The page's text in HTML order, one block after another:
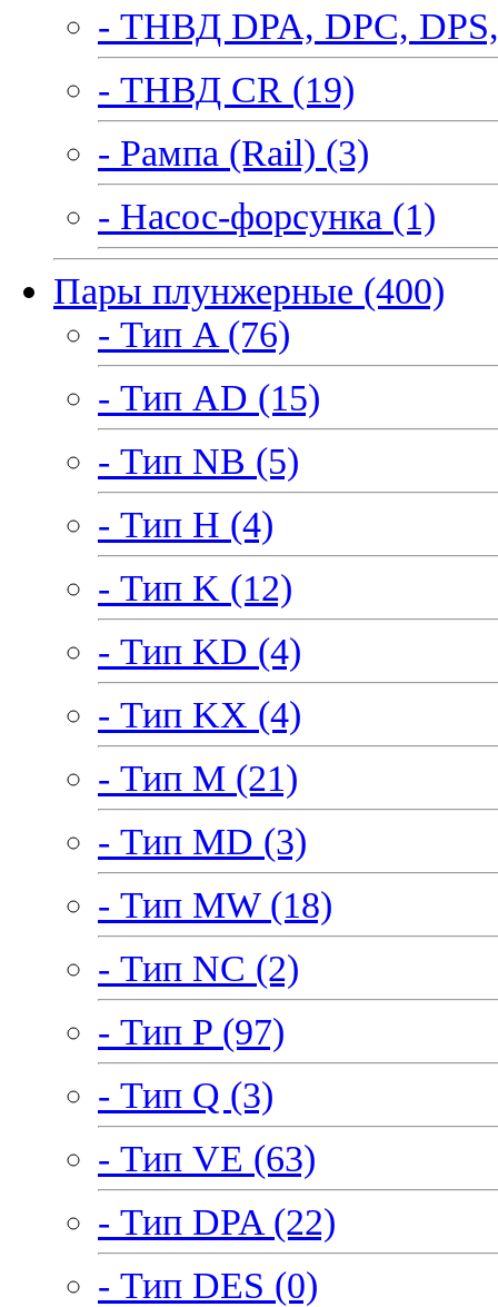
- ТНВД DPA, DPC,
- ТНВД CR (19)
- Рампа (Rail) (3)
- Насос-форсунка (1)
Пары плунжерные (400)
- Тип A (76)
- Тип AD (15)
- Тип NB (5)
- Тип H (4)
- Тип K (12)
- Тип KD (4)
- Тип KX (4)
- Тип M (21)
- Тип MD (3)
- Тип MW (18)
- Тип NC (2)
- Тип P (97)
- Тип Q (3)
- Тип VE (63)
- Тип DPA (22)
- Тип DES (0)